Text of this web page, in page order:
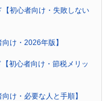
初心者向け・失敗しない
け・2026年版】
初心者向け・節税メリッ
け・必要な人と手順】